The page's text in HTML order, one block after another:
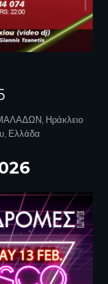
Ηράκλειο
Ελλάδα